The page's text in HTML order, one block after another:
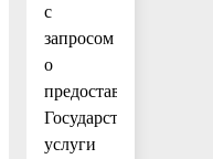
с
запросом
о
предоставлении
Государственной
услуги